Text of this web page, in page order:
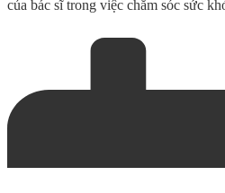
của bác sĩ trong việc chăm sóc sức